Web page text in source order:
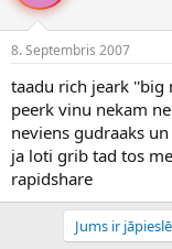
8. Septembris 2007
taadu rich jeark ''big
peerk vinu nekam
neviens gudraaks
ja loti grib tad tos
rapidshare
Jums ir